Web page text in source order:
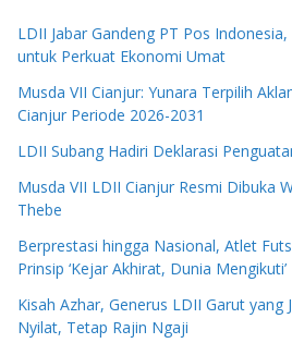
LDII Jabar Gandeng PT Pos
untuk Perkuat Ekonomi Umat
Musda VII Cianjur: Yunara Terpilih
Cianjur Periode 2026-2031
LDII Subang Hadiri Deklarasi
Musda VII LDII Cianjur Resmi Dibuka
Thebe
Berprestasi hingga Nasional, Atlet
Prinsip ‘Kejar Akhirat, Dunia Mengikuti’
Kisah Azhar, Generus LDII Garut yang
Nyilat, Tetap Rajin Ngaji